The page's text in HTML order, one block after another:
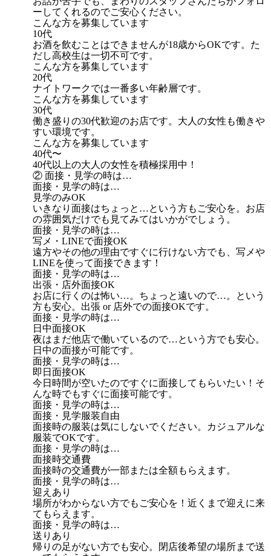
ーしてくれるのでご安心ください。
こんな方を募集しています
10代
お酒を飲むことはできませんが18歳からOKです。た
だし高校生は一切不可です。
こんな方を募集しています
20代
ナイトワークでは一番多い年齢層です。
こんな方を募集しています
30代
働き盛りの30代歓迎のお店です。大人の女性も働きや
すい環境です。
こんな方を募集しています
40代〜
40代以上の大人の女性を積極採用中！
② 面接・見学の時は…
面接・見学の時は…
見学のみOK
いきなり面接はちょっと…という方もご安心を。お店
の雰囲気だけでも見てみてはいかがでしょう。
面接・見学の時は…
写メ・LINEで面接OK
遠方やその他の理由ですぐに行けない方でも、写メや
LINEを使って面接できます！
面接・見学の時は…
出張・店外面接OK
お店に行くのは怖い…。ちょっと遠いので…。という
方も安心。出張 or 店外での面接OKです。
面接・見学の時は…
日中面接OK
夜はまだ他店で働いているので…という方でも安心。
日中の面接が可能です。
面接・見学の時は…
即日面接OK
今日時間が空いたのですぐに面接してもらいたい！そ
んな時でもすぐに面接可能です。
面接・見学の時は…
面接・見学服装自由
面接時の服装は気にしないでください。カジュアルな
服装でOKです。
面接・見学の時は…
面接時交通費
面接時の交通費が一部または全額もらえます。
面接・見学の時は…
迎えあり
場所がわからない方でもご安心を！近くまで迎えに来
てもらえます。
面接・見学の時は…
送りあり
帰りの足がない方でも安心。閉店後希望の場所まで送